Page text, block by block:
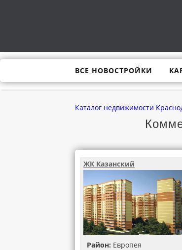
ВСЕ НОВОСТРОЙКИ
Каталог недвижимости
ЖК Казанский
Район: Европея